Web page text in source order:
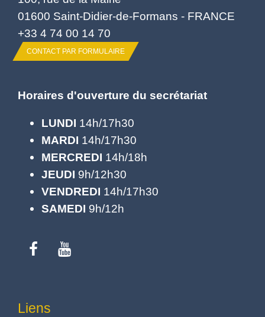
01600 Saint-Didier-de-Formans - FRANCE
+33 4 74 00 14 70
CONTACT PAR FORMULAIRE
Horaires d'ouverture du secrétariat
LUNDI 14h/17h30
MARDI 14h/17h30
MERCREDI 14h/18h
JEUDI 9h/12h30
VENDREDI 14h/17h30
SAMEDI 9h/12h
Liens